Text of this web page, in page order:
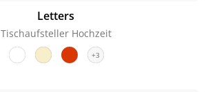
Letters
Tischaufsteller Hochzeit
+3